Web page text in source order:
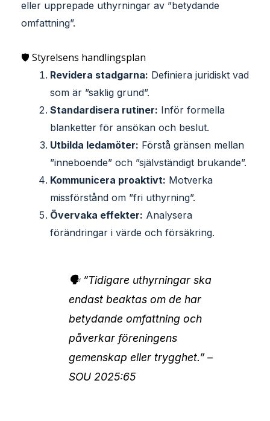
eller upprepade uthyrningar av ”betydande
omfattning”.
🛡 Styrelsens handlingsplan
Revidera stadgarna: Definiera juridiskt vad
som är ”saklig grund”.
Standardisera rutiner: Inför formella
blanketter för ansökan och beslut.
Utbilda ledamöter: Förstå gränsen mellan
”inneboende” och ”självständigt brukande”.
Kommunicera proaktivt: Motverka
missförstånd om ”fri uthyrning”.
Övervaka effekter: Analysera
förändringar i värde och försäkring.
🗣️ ”Tidigare uthyrningar ska
endast beaktas om de har
betydande omfattning och
påverkar föreningens
gemenskap eller trygghet.” –
SOU 2025:65